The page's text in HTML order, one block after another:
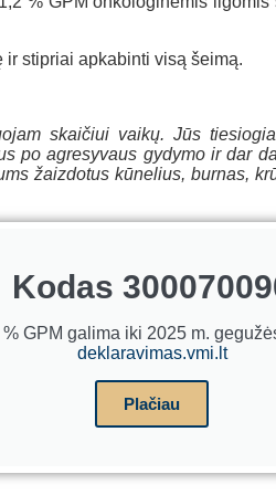
stipriai apkabinti visą šeimą.
skaičiui vaikų. Jūs
po agresyvaus gydymo ir dar
žaizdotus kūnelius, burnas,
Kodas
GPM galima iki 2025 m.
deklaravimas.vmi.lt
Plačiau